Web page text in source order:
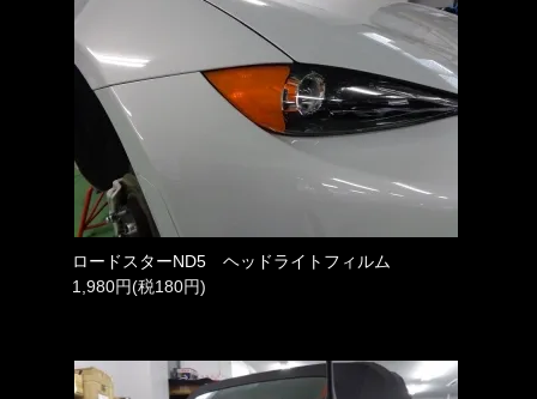
ロードスターND5 ヘッドライトフィルム
1,980円(税180円)